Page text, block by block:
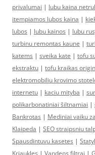
privalumai | lubu kaina
itempiamos lubos kaina |
lubos | lubu kainos | lubu
turbinu remontas kaune |
katems | sveika kate | tofu
ekstraktu | tofu kraikas
elektromobiliu krovimo
internetu | kaciu mityba |
polikarbonatiniai šiltnamiai |
Bankrotas | Mediniai vaiku
Klaipeda | SEO straipsniu
Spausdintuvu kasetes |
Kriaukles | Vandens filtrai |